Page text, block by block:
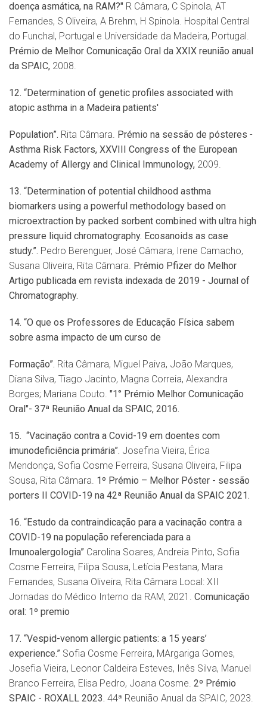
doença asmática, na RAM?" R Câmara, C Spinola, AT
Fernandes, S Oliveira, A Brehm, H Spinola. Hospital Central
do Funchal, Portugal e Universidade da Madeira, Portugal.
Prémio de Melhor Comunicação Oral da XXIX reunião anual
da SPAIC, 2008.
12. “Determination of genetic profiles associated with
atopic asthma in a Madeira patients'
Population”. Rita Câmara. Prémio na sessão de pósteres -
Asthma Risk Factors, XXVIII Congress of the European
Academy of Allergy and Clinical Immunology, 2009.
13. “Determination of potential childhood asthma
biomarkers using a powerful methodology based on
microextraction by packed sorbent combined with ultra high
pressure liquid chromatography. Ecosanoids as case
study.”. Pedro Berenguer, José Câmara, Irene Camacho,
Susana Oliveira, Rita Câmara. Prémio Pfizer do Melhor
Artigo publicada em revista indexada de 2019 - Journal of
Chromatography.
14. “O que os Professores de Educação Física sabem
sobre asma impacto de um curso de
Formação”. Rita Câmara, Miguel Paiva, João Marques,
Diana Silva, Tiago Jacinto, Magna Correia, Alexandra
Borges; Mariana Couto. "1° Prémio Melhor Comunicação
Oral"- 37ª Reunião Anual da SPAIC, 2016.
15. “Vacinação contra a Covid-19 em doentes com
imunodeficiência primária”. Josefina Vieira, Érica
Mendonça, Sofia Cosme Ferreira, Susana Oliveira, Filipa
Sousa, Rita Câmara. 1º Prémio – Melhor Póster - sessão
porters II COVID-19 na 42ª Reunião Anual da SPAIC 2021.
16. “Estudo da contraindicação para a vacinação contra a
COVID-19 na população referenciada para a
Imunoalergologia” Carolina Soares, Andreia Pinto, Sofia
Cosme Ferreira, Filipa Sousa, Letícia Pestana, Mara
Fernandes, Susana Oliveira, Rita Câmara Local: XII
Jornadas do Médico Interno da RAM, 2021. Comunicação
oral: 1º premio
17. “Vespid-venom allergic patients: a 15 years’
experience.” Sofia Cosme Ferreira, MArgariga Gomes,
Josefia Vieira, Leonor Caldeira Esteves, Inês Silva, Manuel
Branco Ferreira, Elisa Pedro, Joana Cosme. 2º Prémio
SPAIC - ROXALL 2023. 44ª Reunião Anual da SPAIC, 2023.